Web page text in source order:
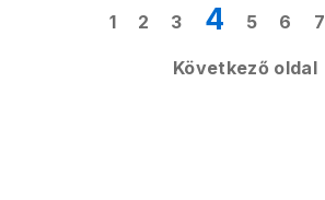
1
2 3 4 5 6 7
Következő oldal